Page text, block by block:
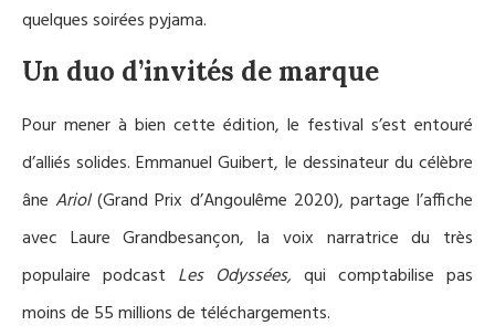
quelques soirées pyjama.
Un duo d’invités de marque
Pour mener à bien cette édition, le festival s’est entouré
d’alliés solides. Emmanuel Guibert, le dessinateur du célèbre
âneAriol(Grand Prix d’Angoulême 2020), partage l’affiche
avec Laure Grandbesançon, la voix narratrice du très
populaire podcast Les Odyssées, qui comptabilise pas
moins de 55 millions de téléchargements.